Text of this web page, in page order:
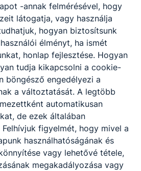
iskolák – a pályázó
– gyalogos,
túrákon keresztül ismertetik
szépségeit.
program: a Millió Lépés
és legsikeresebb,
az egészséget népszerűsítő
szeptember 23-án
forduló végén a kritériumot
sorsolással 100 szerencsés
sportszervásárlásra.
-annak felmérésével, hogy
látogatja, vagy használja
hogyan biztosítsunk
élményt, ha ismét
honlap fejlesztése. Hogyan
tudja kikapcsolni a cookie-
böngésző engedélyezi a
a változtatását. A legtöbb
automatikusan
de ezek általában
figyelmét, hogy mivel a
használhatóságának és
vagy lehetővé tétele,
megakadályozása vagy